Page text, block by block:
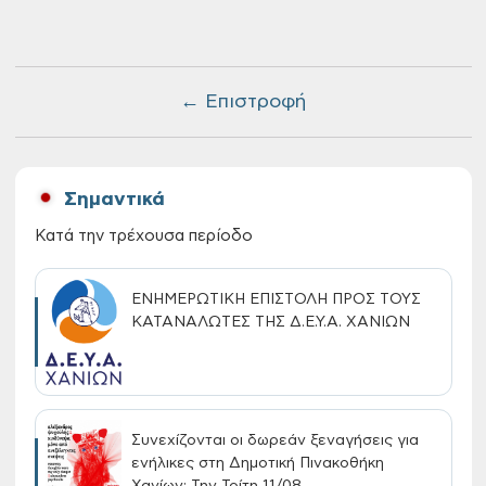
← Επιστροφή
Σημαντικά
Κατά την τρέχουσα περίοδο
ΕΝΗΜΕΡΩΤΙΚΗ ΕΠΙΣΤΟΛΗ ΠΡΟΣ ΤΟΥΣ
ΚΑΤΑΝΑΛΩΤΕΣ ΤΗΣ Δ.Ε.Υ.Α. ΧΑΝΙΩΝ
Συνεχίζονται οι δωρεάν ξεναγήσεις για
ενήλικες στη Δημοτική Πινακοθήκη